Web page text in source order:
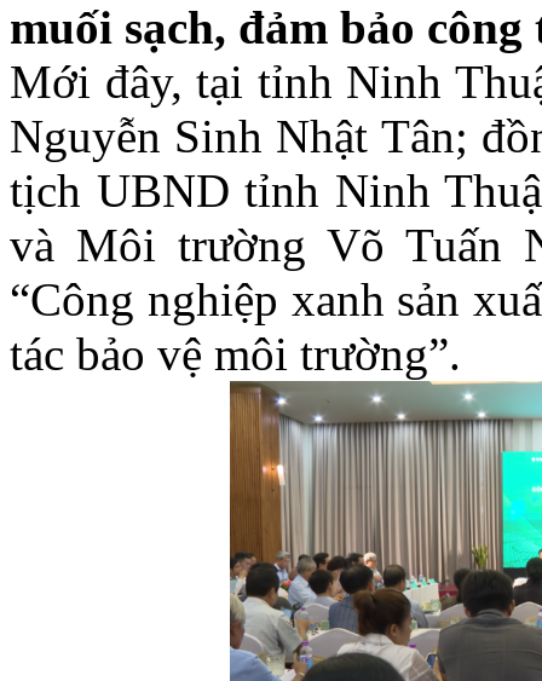
muối sạch, đảm bảo
Mới đây, tại tỉnh Ninh
Nguyễn Sinh Nhật Tân;
tịch UBND tỉnh Ninh
và Môi trường Võ Tuấn
“Công nghiệp xanh sản
tác bảo vệ môi trường”.